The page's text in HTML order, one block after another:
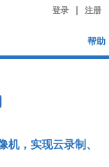
登录 注册
帮助
，实现云录制、